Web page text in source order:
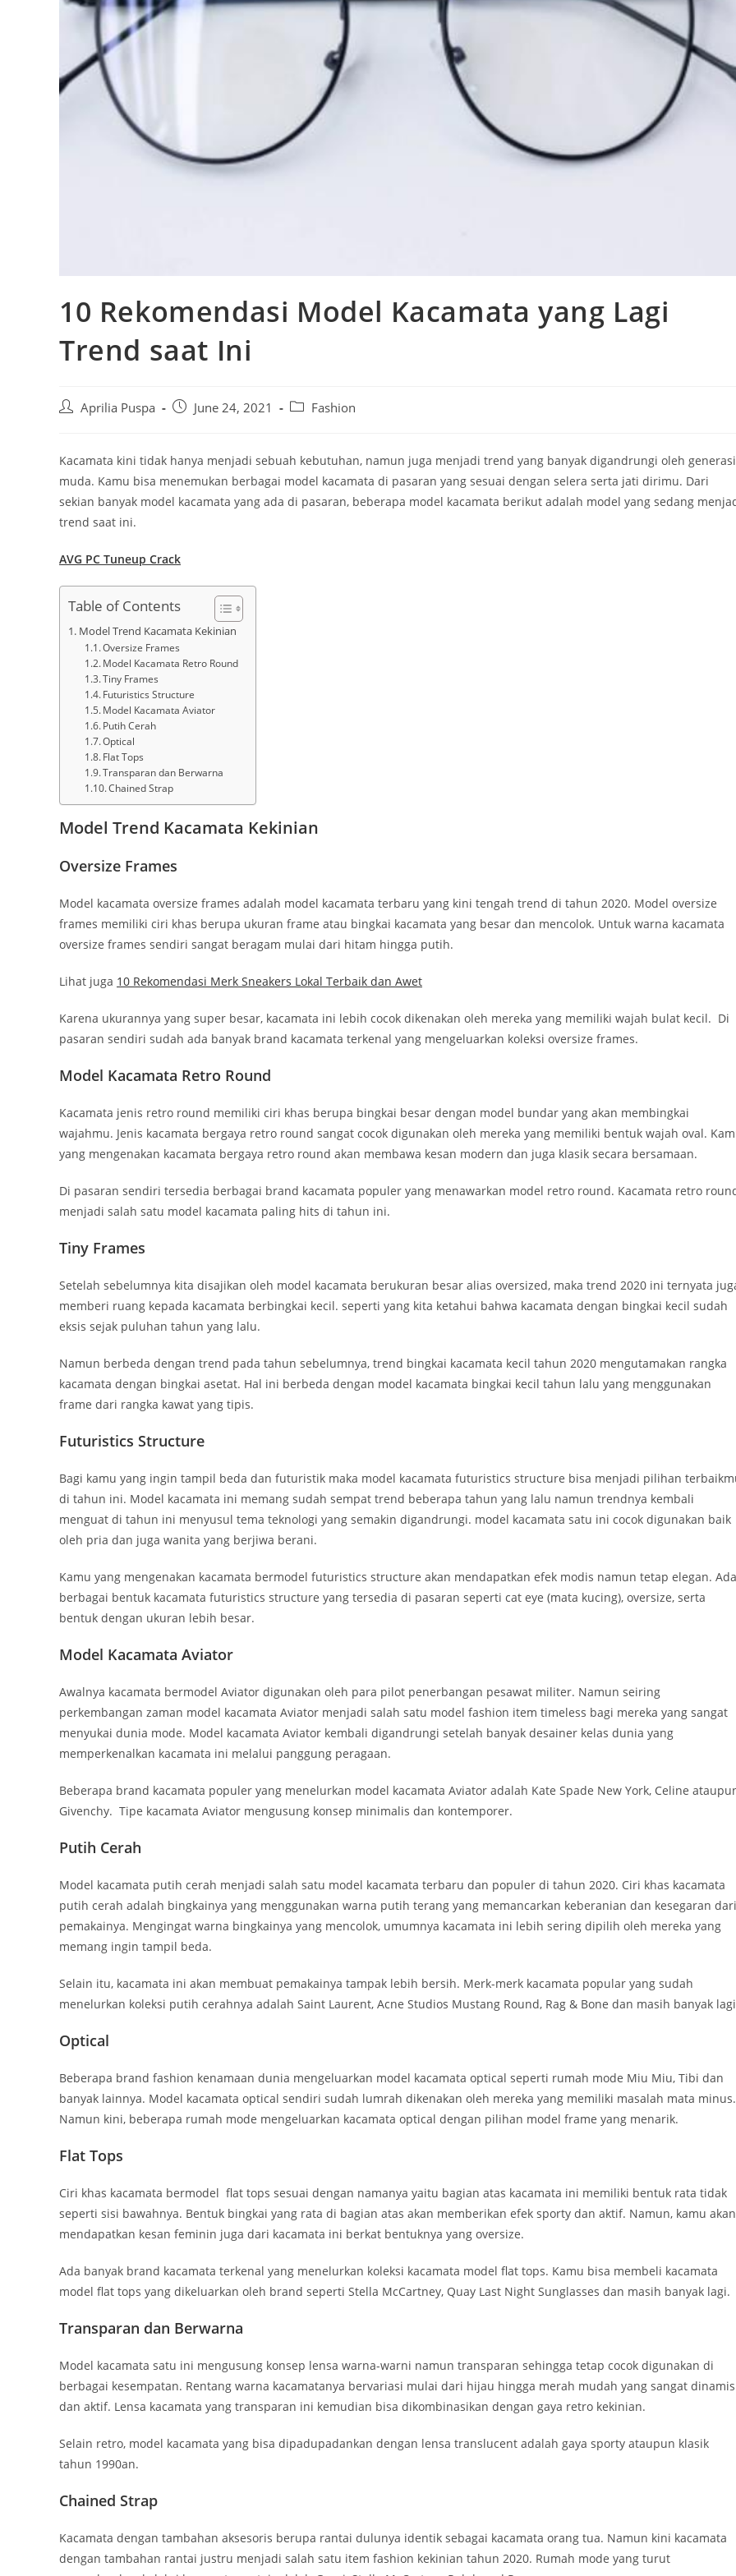
10 Rekomendasi Model Kacamata yang Lagi
Trend saat Ini
PostAprilia Puspa
Post June 24, 2021
Post Fashion
Kacamata kini tidak hanya menjadi sebuah kebutuhan, namun juga menjadi trend yang banyak digandrungi oleh generasi
muda. Kamu bisa menemukan berbagai model kacamata di pasaran yang sesuai dengan selera serta jati dirimu. Dari
sekian banyak model kacamata yang ada di pasaran, beberapa model kacamata berikut adalah model yang sedang
trend saat ini.
AVG PC Tuneup Crack
Table of Contents
Model Trend Kacamata Kekinian
Oversize Frames
Model Kacamata Retro Round
Tiny Frames
Futuristics Structure
Model Kacamata Aviator
Putih Cerah
Optical
Flat Tops
Transparan dan Berwarna
Chained Strap
Model Trend Kacamata Kekinian
Oversize Frames
Model kacamata oversize frames adalah model kacamata terbaru yang kini tengah trend di tahun 2020. Model oversize
frames memiliki ciri khas berupa ukuran frame atau bingkai kacamata yang besar dan mencolok. Untuk warna kacamata
oversize frames sendiri sangat beragam mulai dari hitam hingga putih.
Lihat juga 10 Rekomendasi Merk Sneakers Lokal Terbaik dan Awet
Karena ukurannya yang super besar, kacamata ini lebih cocok dikenakan oleh mereka yang memiliki wajah bulat kecil. Di
pasaran sendiri sudah ada banyak brand kacamata terkenal yang mengeluarkan koleksi oversize frames.
Model Kacamata Retro Round
Kacamata jenis retro round memiliki ciri khas berupa bingkai besar dengan model bundar yang akan membingkai
wajahmu. Jenis kacamata bergaya retro round sangat cocok digunakan oleh mereka yang memiliki bentuk wajah oval.
yang mengenakan kacamata bergaya retro round akan membawa kesan modern dan juga klasik secara bersamaan.
Di pasaran sendiri tersedia berbagai brand kacamata populer yang menawarkan model retro round. Kacamata retro
menjadi salah satu model kacamata paling hits di tahun ini.
Tiny Frames
Setelah sebelumnya kita disajikan oleh model kacamata berukuran besar alias oversized, maka trend 2020 ini ternyata
memberi ruang kepada kacamata berbingkai kecil. seperti yang kita ketahui bahwa kacamata dengan bingkai kecil sudah
eksis sejak puluhan tahun yang lalu.
Namun berbeda dengan trend pada tahun sebelumnya, trend bingkai kacamata kecil tahun 2020 mengutamakan rangka
kacamata dengan bingkai asetat. Hal ini berbeda dengan model kacamata bingkai kecil tahun lalu yang menggunakan
frame dari rangka kawat yang tipis.
Futuristics Structure
Bagi kamu yang ingin tampil beda dan futuristik maka model kacamata futuristics structure bisa menjadi pilihan
di tahun ini. Model kacamata ini memang sudah sempat trend beberapa tahun yang lalu namun trendnya kembali
menguat di tahun ini menyusul tema teknologi yang semakin digandrungi. model kacamata satu ini cocok digunakan baik
oleh pria dan juga wanita yang berjiwa berani.
Kamu yang mengenakan kacamata bermodel futuristics structure akan mendapatkan efek modis namun tetap elegan. Ada
berbagai bentuk kacamata futuristics structure yang tersedia di pasaran seperti cat eye (mata kucing), oversize, serta
bentuk dengan ukuran lebih besar.
Model Kacamata Aviator
Awalnya kacamata bermodel Aviator digunakan oleh para pilot penerbangan pesawat militer. Namun seiring
perkembangan zaman model kacamata Aviator menjadi salah satu model fashion item timeless bagi mereka yang sangat
menyukai dunia mode. Model kacamata Aviator kembali digandrungi setelah banyak desainer kelas dunia yang
memperkenalkan kacamata ini melalui panggung peragaan.
Beberapa brand kacamata populer yang menelurkan model kacamata Aviator adalah Kate Spade New York, Celine
Givenchy. Tipe kacamata Aviator mengusung konsep minimalis dan kontemporer.
Putih Cerah
Model kacamata putih cerah menjadi salah satu model kacamata terbaru dan populer di tahun 2020. Ciri khas kacamata
putih cerah adalah bingkainya yang menggunakan warna putih terang yang memancarkan keberanian dan kesegaran dari
pemakainya. Mengingat warna bingkainya yang mencolok, umumnya kacamata ini lebih sering dipilih oleh mereka yang
memang ingin tampil beda.
Selain itu, kacamata ini akan membuat pemakainya tampak lebih bersih. Merk-merk kacamata popular yang sudah
menelurkan koleksi putih cerahnya adalah Saint Laurent, Acne Studios Mustang Round, Rag & Bone dan masih banyak
Optical
Beberapa brand fashion kenamaan dunia mengeluarkan model kacamata optical seperti rumah mode Miu Miu, Tibi dan
banyak lainnya. Model kacamata optical sendiri sudah lumrah dikenakan oleh mereka yang memiliki masalah mata minus.
Namun kini, beberapa rumah mode mengeluarkan kacamata optical dengan pilihan model frame yang menarik.
Flat Tops
Ciri khas kacamata bermodel flat tops sesuai dengan namanya yaitu bagian atas kacamata ini memiliki bentuk rata tidak
seperti sisi bawahnya. Bentuk bingkai yang rata di bagian atas akan memberikan efek sporty dan aktif. Namun, kamu akan
mendapatkan kesan feminin juga dari kacamata ini berkat bentuknya yang oversize.
Ada banyak brand kacamata terkenal yang menelurkan koleksi kacamata model flat tops. Kamu bisa membeli kacamata
model flat tops yang dikeluarkan oleh brand seperti Stella McCartney, Quay Last Night Sunglasses dan masih banyak lagi.
Transparan dan Berwarna
Model kacamata satu ini mengusung konsep lensa warna-warni namun transparan sehingga tetap cocok digunakan di
berbagai kesempatan. Rentang warna kacamatanya bervariasi mulai dari hijau hingga merah mudah yang sangat dinamis
dan aktif. Lensa kacamata yang transparan ini kemudian bisa dikombinasikan dengan gaya retro kekinian.
Selain retro, model kacamata yang bisa dipadupadankan dengan lensa translucent adalah gaya sporty ataupun klasik
tahun 1990an.
Chained Strap
Kacamata dengan tambahan aksesoris berupa rantai dulunya identik sebagai kacamata orang tua. Namun kini kacamata
dengan tambahan rantai justru menjadi salah satu item fashion kekinian tahun 2020. Rumah mode yang turut